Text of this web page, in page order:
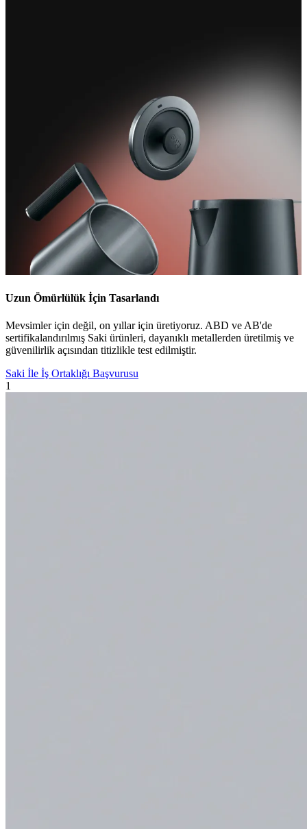
Uzun Ömürlülük İçin Tasarlandı
Mevsimler için değil, on yıllar için üretiyoruz. ABD ve AB'de
sertifikalandırılmış Saki ürünleri, dayanıklı metallerden üretilmiş ve
güvenilirlik açısından titizlikle test edilmiştir.
Saki İle İş Ortaklığı Başvurusu
1